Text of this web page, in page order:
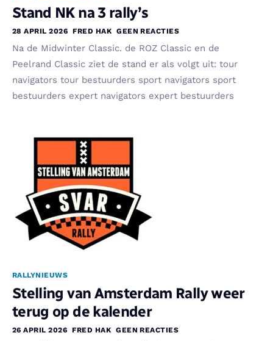
Stand NK na 3 rally’s
28 APRIL 2026 FRED HAK GEEN REACTIES
Na de Midwinter Classic. de ROZ Classic en de
Peelrand Classic ziet de stand er als volgt uit: tour
navigators tour bestuurders sport navigators sport
bestuurders expert navigators expert bestuurders
RALLYNIEUWS
Stelling van Amsterdam Rally weer
terug op de kalender
26 APRIL 2026 FRED HAK GEEN REACTIES